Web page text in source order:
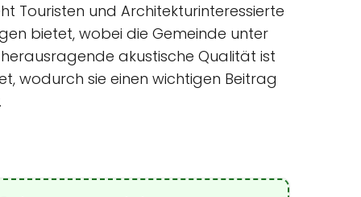
Touristen und Architekturinteressierte
bietet, wobei die Gemeinde unter
akustische Qualität ist
wodurch sie einen wichtigen Beitrag